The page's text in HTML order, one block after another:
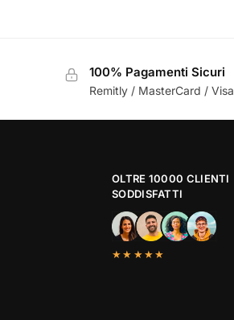
100% Pagamenti Sicuri
Remitly / MasterCard / Visa
OLTRE 10000 CLIENTI
SODDISFATTI
★★★★★